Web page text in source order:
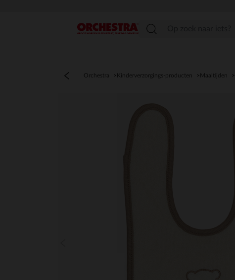
menu
Orchestra Kinderverzorgings-producten Maaltijden